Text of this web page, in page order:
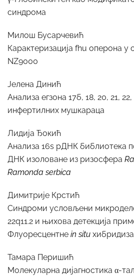
синдрома
Милош Бусарчевић
Карактеризација fhu оперона у
NZ9000
Јелена Динић
Анализа егзона 17б, 18, 20, 21,
инфертилних мушкараца
Лидија Ђокић
Анализа 16s рДНК библиотека
ДНК изоловане из ризосфера
Ramonda serbica
Димитрије Крстић
Синдроми условљени
22q11.2 и њихова детекција
Флуоресцентне in situ
Тамара Перишић
Молекуларна дијагностика α-